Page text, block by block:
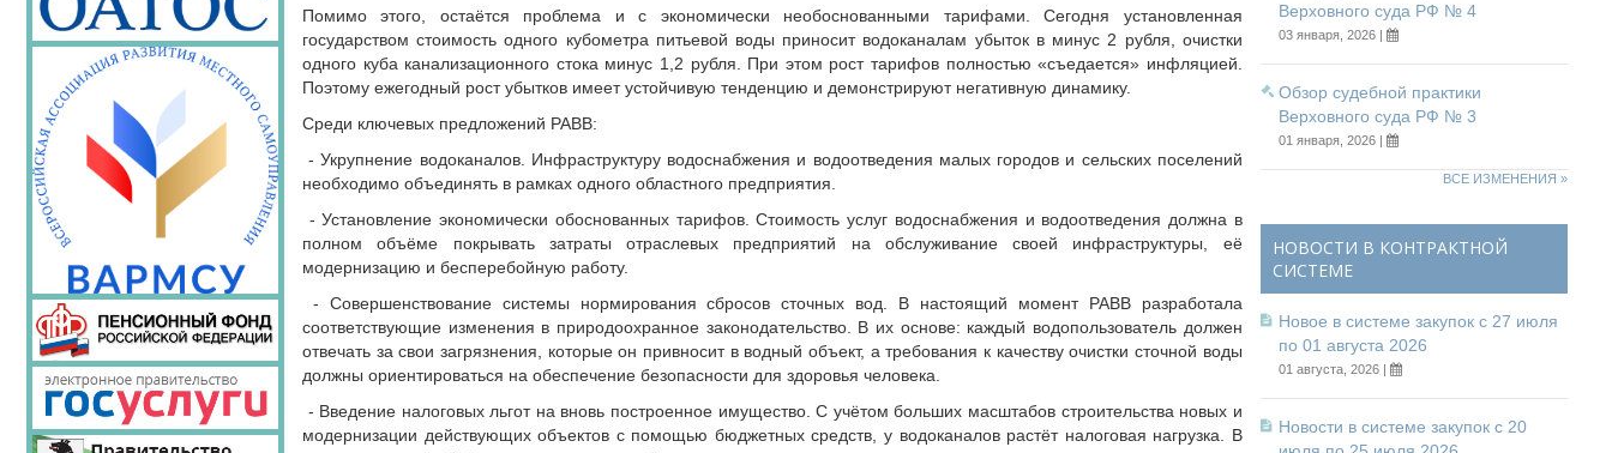
Помимо этого, остаётся проблема и с экономически необоснованными тарифами. Сегодня установленная
государством стоимость одного кубометра питьевой воды приносит водоканалам убыток в минус 2 рубля, очистки
одного куба канализационного стока минус 1,2 рубля. При этом рост тарифов полностью «съедается» инфляцией.
Поэтому ежегодный рост убытков имеет устойчивую тенденцию и демонстрируют негативную динамику.
Среди ключевых предложений РАВВ:
- Укрупнение водоканалов. Инфраструктуру водоснабжения и водоотведения малых городов и сельских поселений
необходимо объединять в рамках одного областного предприятия.
- Установление экономически обоснованных тарифов. Стоимость услуг водоснабжения и водоотведения должна в
полном объёме покрывать затраты отраслевых предприятий на обслуживание своей инфраструктуры, её
модернизацию и бесперебойную работу.
- Совершенствование системы нормирования сбросов сточных вод. В настоящий момент РАВВ разработала
соответствующие изменения в природоохранное законодательство. В их основе: каждый водопользователь должен
отвечать за свои загрязнения, которые он привносит в водный объект, а требования к качеству очистки сточной воды
должны ориентироваться на обеспечение безопасности для здоровья человека.
- Введение налоговых льгот на вновь построенное имущество. С учётом больших масштабов строительства новых и
модернизации действующих объектов с помощью бюджетных средств, у водоканалов растёт налоговая нагрузка. В
Верховного суда РФ № 4
03 января, 2026 |
Обзор судебной практики
Верховного суда РФ № 3
01 января, 2026 |
ВСЕ ИЗМЕНЕНИЯ »
НОВОСТИ В КОНТРАКТНОЙ
СИСТЕМЕ
Новое в системе закупок с 27 июля
по 01 августа 2026
01 августа, 2026 |
Новости в системе закупок с 20